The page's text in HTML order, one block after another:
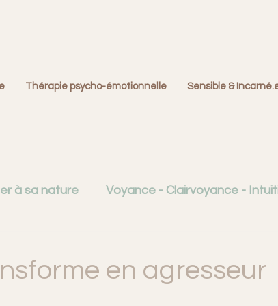
Thérapie psycho-émotionnelle Sensible &
à sa nature Voyance - Clairvoyance -
en agresseur